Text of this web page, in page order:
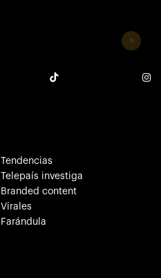
>
Tendencias
Telepaís investiga
Branded content
Virales
Farándula